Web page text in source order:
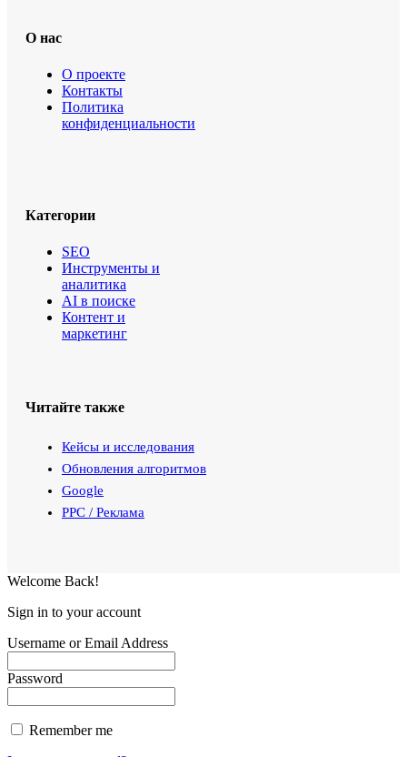
О нас
О проекте
Контакты
Политика
конфиденциальности
Категории
SEO
Инструменты и
аналитика
AI в поиске
Контент и
маркетинг
Читайте также
Кейсы и исследования
Обновления алгоритмов
Google
PPC / Реклама
Welcome Back!
Sign in to your account
Username or Email Address
Password
Remember me